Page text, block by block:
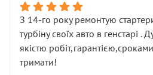
З 14-го року ремонтую
турбіну своїх авто в генстарі
якістю
тримати!